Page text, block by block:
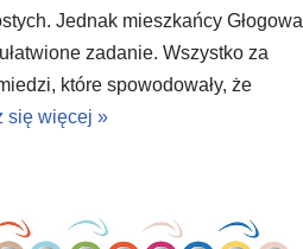
Jednak mieszkańcy Głogowa
zadanie. Wszystko za
które spowodowały, że
się więcej »